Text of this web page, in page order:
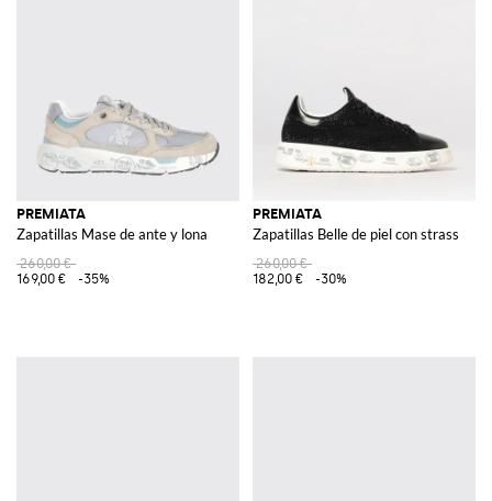
PREMIATA
Zapatillas Mase de ante y lona
260,00 €
169,00 €
-35%
PREMIATA
Zapatillas Belle de piel con strass
260,00 €
182,00 €
-30%